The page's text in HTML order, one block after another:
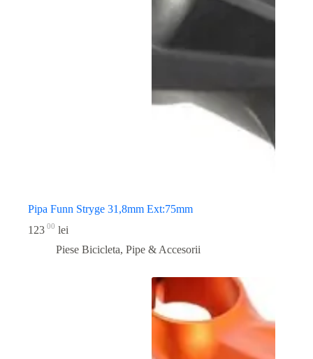
Pipa Funn Stryge 31,8mm Ext:75mm
123 00 lei
Piese Bicicleta, Pipe & Accesorii